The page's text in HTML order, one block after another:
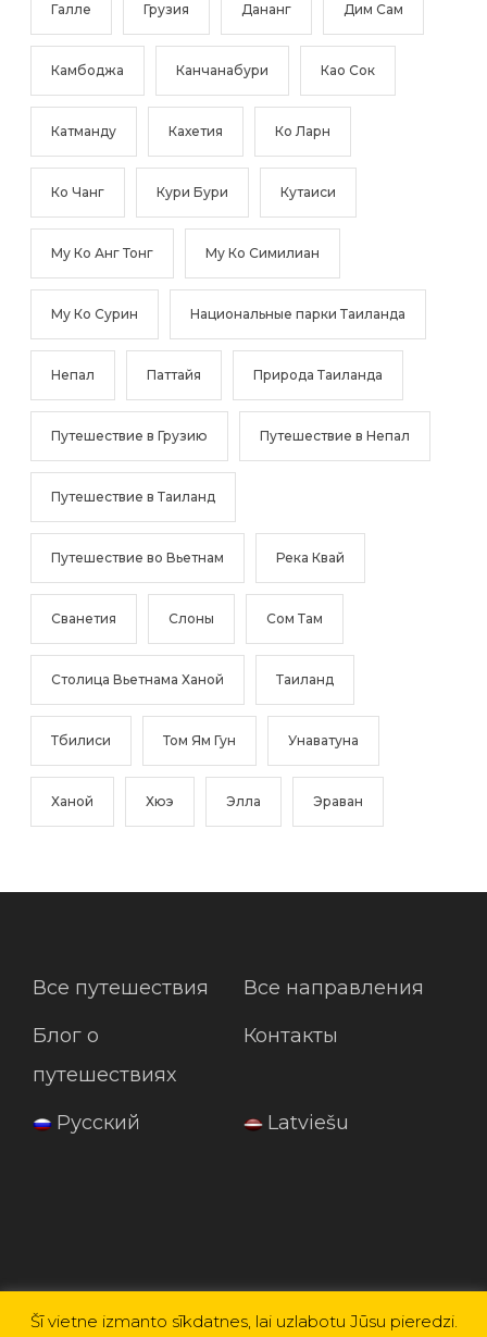
Галле Грузия Дананг Дим Сам
Камбоджа Канчанабури Као Сок
Катманду Кахетия Ко Ларн
Ко Чанг Кури Бури Кутаиси
Му Ко Анг Тонг Му Ко Симилиан
Му Ко Сурин Национальные парки Таиланда
Непал Паттайя Природа Таиланда
Путешествие в Грузию Путешествие в Непал
Путешествие в Таиланд
Путешествие во Вьетнам Река Квай
Сванетия Слоны Сом Там
Столица Вьетнама Ханой Таиланд
Тбилиси Том Ям Гун Унаватуна
Ханой Хюэ Элла Эраван
Все путешествия
Все направления
Блог о
путешествиях
Контакты
Русский Latviešu
Šī vietne izmanto sīkdatnes, lai uzlabotu Jūsu pieredzi.